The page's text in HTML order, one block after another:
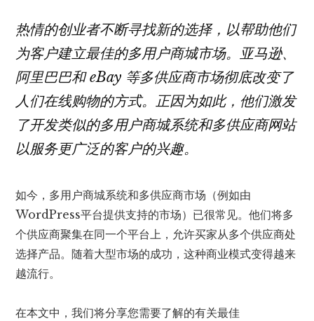
热情的创业者不断寻找新的选择，以帮助他们
为客户建立最佳的多用户商城市场。亚马逊、
阿里巴巴和 eBay 等多供应商市场彻底改变了
人们在线购物的方式。正因为如此，他们激发
了开发类似的多用户商城系统和多供应商网站
以服务更广泛的客户的兴趣。
如今，多用户商城系统和多供应商市场（例如由
WordPress平台提供支持的市场）已很常见。他们将多
个供应商聚集在同一个平台上，允许买家从多个供应商处
选择产品。随着大型市场的成功，这种商业模式变得越来
越流行。
在本文中，我们将分享您需要了解的有关最佳